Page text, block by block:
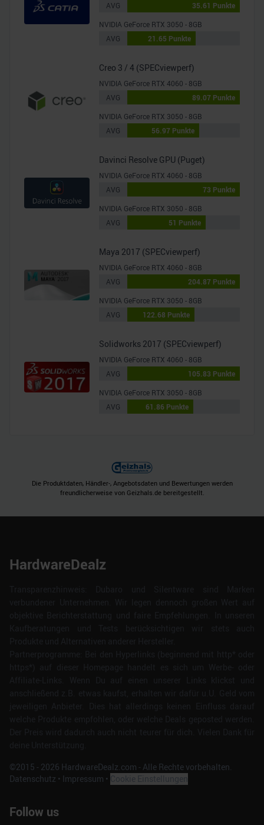
AVG
35.61 Punkte
NVIDIA GeForce RTX 3050 - 8GB
AVG
21.65 Punkte
Creo 3 / 4 (SPECviewperf)
NVIDIA GeForce RTX 4060 - 8GB
AVG
89.07 Punkte
NVIDIA GeForce RTX 3050 - 8GB
AVG
56.97 Punkte
Davinci Resolve GPU (Puget)
NVIDIA GeForce RTX 4060 - 8GB
AVG
73 Punkte
NVIDIA GeForce RTX 3050 - 8GB
AVG
51 Punkte
Maya 2017 (SPECviewperf)
NVIDIA GeForce RTX 4060 - 8GB
AVG
204.87 Punkte
NVIDIA GeForce RTX 3050 - 8GB
AVG
122.68 Punkte
Solidworks 2017 (SPECviewperf)
NVIDIA GeForce RTX 4060 - 8GB
AVG
105.83 Punkte
NVIDIA GeForce RTX 3050 - 8GB
AVG
61.86 Punkte
Die Produktdaten, Händler-, Angebotsdaten und Bewertungen werden
freundlicherweise von Geizhals.de bereitgestellt.
HardwareDealz
©2015 - 2026 HardwareDealz.com - Alle Rechte vorbehalten.
Datenschutz • Impressum •
Follow us